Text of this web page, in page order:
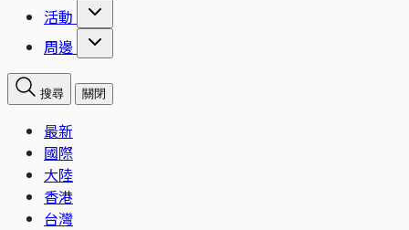
活動
周邊
搜尋 關閉
最新
國際
大陸
香港
台灣